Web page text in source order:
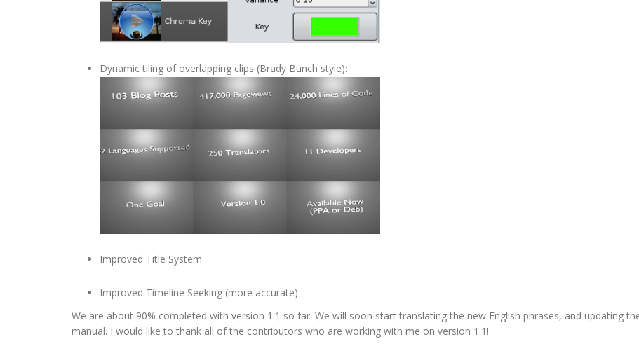
Dynamic tiling of overlapping clips (Brady Bunch style):
Improved Title System
Improved Timeline Seeking (more accurate)
We are about 90% completed with version 1.1 so far. We will soon start translating the new English phrases, and updating
manual. I would like to thank all of the contributors who are working with me on version 1.1!